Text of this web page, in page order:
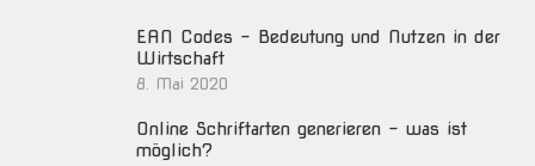
EAN Codes – Bedeutung und Nutzen in der
Wirtschaft
8. Mai 2020
Online Schriftarten generieren – was ist
möglich?